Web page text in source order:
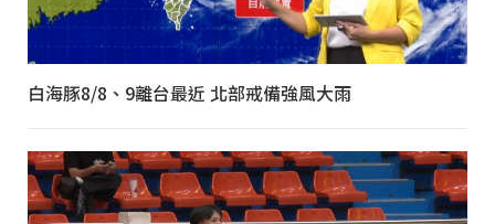
白海豚8/8、9離台最近 北部戒備強風大雨